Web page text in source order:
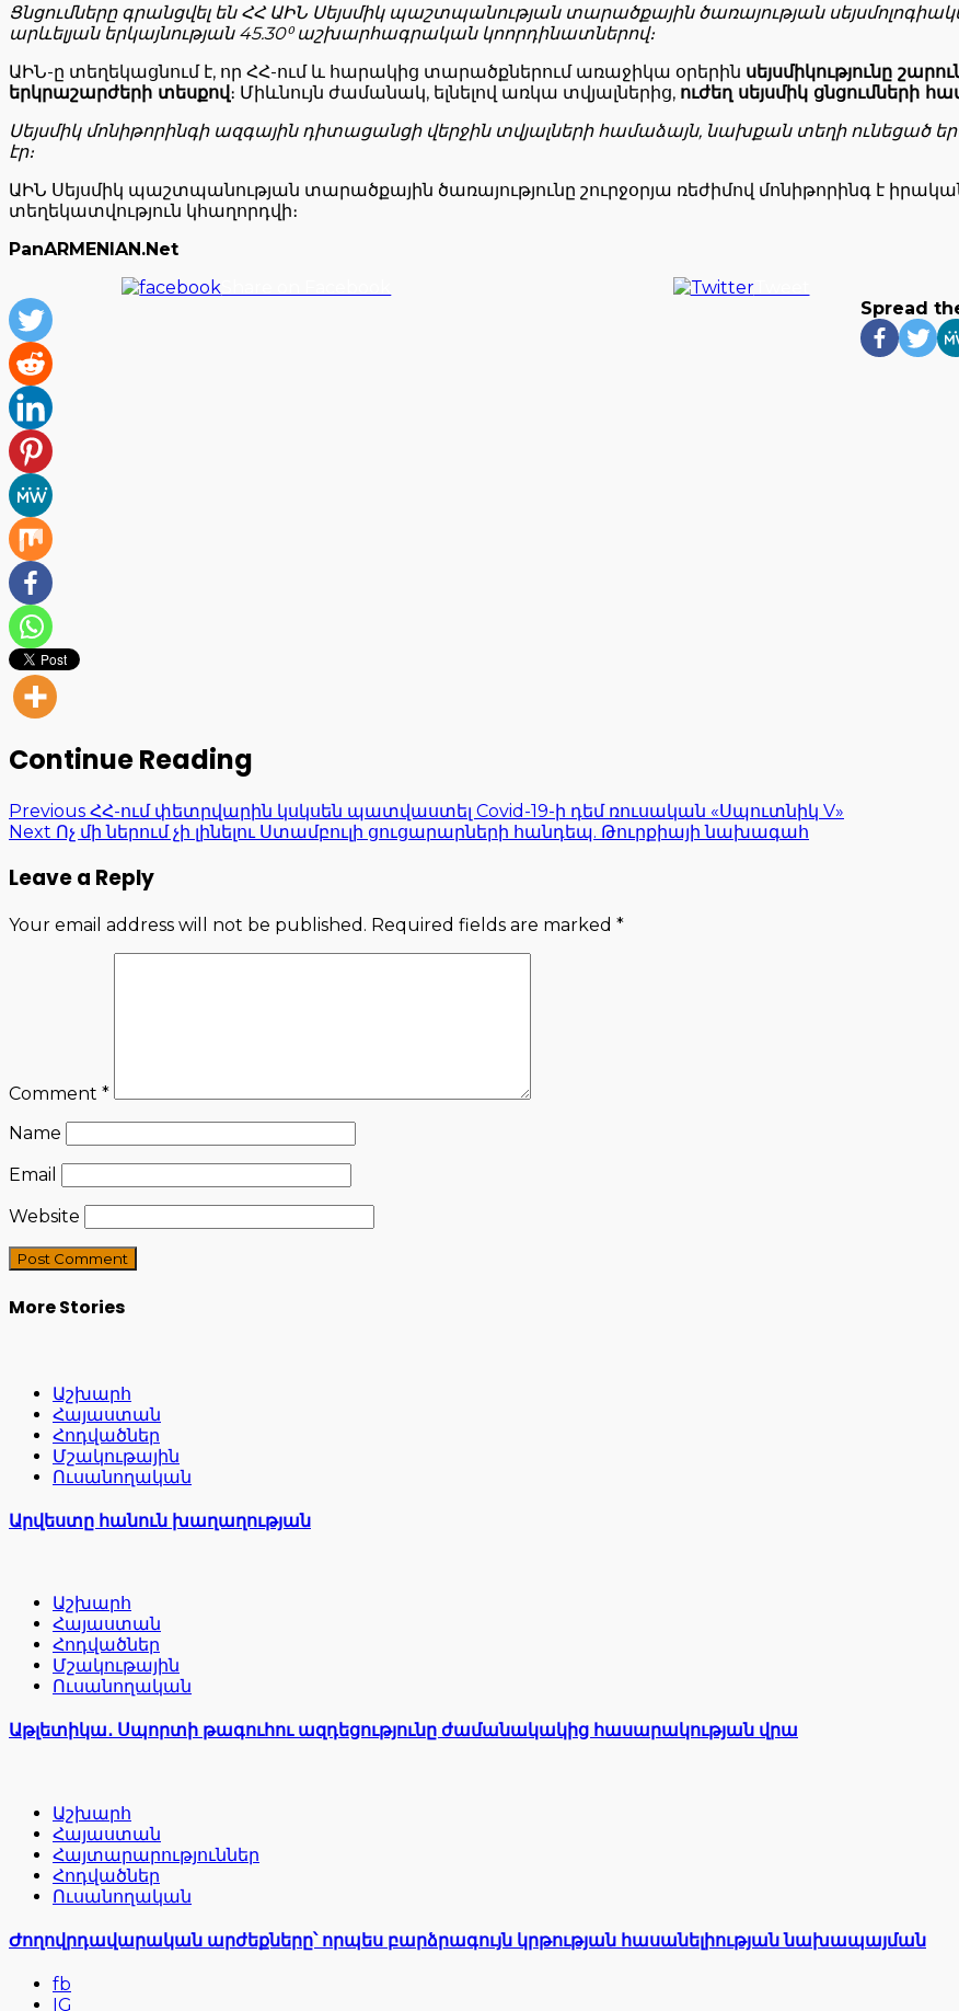
Ցնցումները գրանցվել են ՀՀ ԱԻՆ Սեյսմիկ պաշտպանության տարածքային ծառայության
արևելյան երկայնության 45.30⁰ աշխարհագրական կոորդինատներով։
ԱԻՆ-ը տեղեկացնում է, որ ՀՀ-ում և հարակից տարածքներում առաջիկա օրերին սեյսմիկությունը
երկրաշարժերի տեսքով։ Միևնույն ժամանակ, ելնելով առկա տվյալներից, ուժեղ սեյսմիկ ցնցումների
Սեյսմիկ մոնիթորինգի ազգային դիտացանցի վերջին տվյալների համաձայն, նախքան տեղի ունեցած
էր։
ԱԻՆ Սեյսմիկ պաշտպանության տարածքային ծառայությունը շուրջօրյա ռեժիմով մոնիթորինգ է
տեղեկատվություն կհաղորդվի։
PanARMENIAN.Net
Tweet
Spread
Continue Reading
Previous ՀՀ-ում փետրվարին կսկսեն պատվաստել Covid-19-ի դեմ ռուսական «Սպուտնիկ V»
Next Ոչ մի ներում չի լինելու Ստամբուլի ցուցարարների հանդեպ. Թուրքիայի նախագահ
Leave a Reply
Your email address will not be published. Required fields are marked *
Comment *
Name
Email
Website
More Stories
Աշխարհ
Հայաստան
Հոդվածներ
Մշակութային
Ուսանողական
Արվեստը հանուն խաղաղության
Աշխարհ
Հայաստան
Հոդվածներ
Մշակութային
Ուսանողական
Աթլետիկա․ Սպորտի թագուհու ազդեցությունը ժամանակակից հասարակության վրա
Աշխարհ
Հայաստան
Հայտարարություններ
Հոդվածներ
Ուսանողական
Ժողովրդավարական արժեքները՝ որպես բարձրագույն կրթության հասանելիության նախապայման
fb
IG